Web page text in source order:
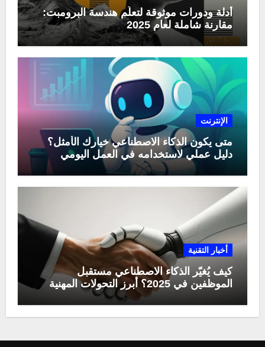
أدلة ودورات موثوقة لتعلّم هندسة البرومبت:
مقارنة شاملة لعام 2025
الإنترنت
متى يكون الذكاء الاصطناعي خيارك الأمثل؟
دليل عملي لاستخدامه في العمل اليومي
أخبار التقنية
كيف يُغيّر الذكاء الاصطناعي مستقبل
الموظفين في 2025؟ أبرز التحولات المهنية